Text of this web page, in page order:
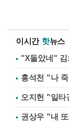
이시간 핫뉴스
"X돌았네"
홍석천 "나
오지헌 "일
권상우 "내